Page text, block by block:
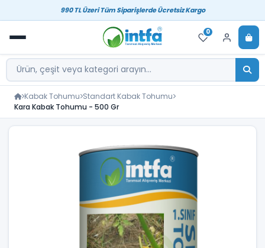
990 TL Üzeri Tüm Siparişlerde Ücretsiz Kargo
0
Kabak Tohumu Standart Kabak Tohumu
Kara Kabak Tohumu - 500 Gr